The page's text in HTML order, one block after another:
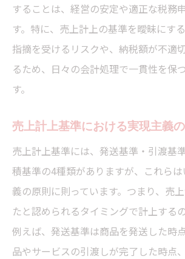
することは、経営の安定や適正な税務
す。特に、売上計上の基準を曖昧にす
指摘を受けるリスクや、納税額が不適
るため、日々の会計処理で一貫性を保
す。
売上計上基準における実現主義
売上計上基準には、発送基準・引渡基
積基準の4種類がありますが、これら
義の原則に則っています。つまり、売
たと認められるタイミングで計上する
例えば、発送基準は商品を発送した時
品やサービスの引渡しが完了した時点